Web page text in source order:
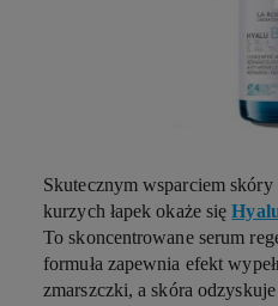
Skutecznym wsparciem
kurzych łapek okaże się
To skoncentrowane serum
formuła zapewnia efekt
zmarszczki, a skóra